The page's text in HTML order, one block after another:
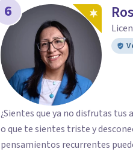
6
¿Sientes que ya no disfrutas
o que te sientes triste y
pensamientos recurrentes